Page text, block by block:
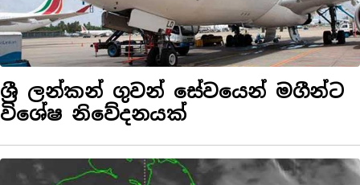
ශ්‍රී ලන්කන් ගුවන් සේවයෙන් මගීන්ට
විශේෂ නිවේදනයක්